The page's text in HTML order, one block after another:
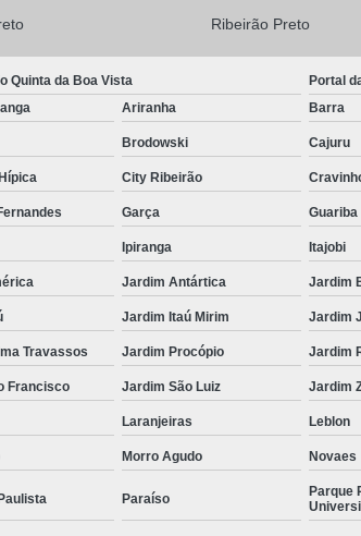
Ribeirão Preto
Quinta da Boa Vista
Portal
Ariranha Barra
Brodowski Cajuru
City Ribeirão
Garça Guariba
Ipiranga Itajobi
Jardim Antártica Jardim
Jardim Itaú Mirim Jardim
Travassos Jardim Procópio Jardim
Francisco Jardim São Luiz Jardim
Laranjeiras Leblon
Morro Agudo Novaes
Paraíso
Parque